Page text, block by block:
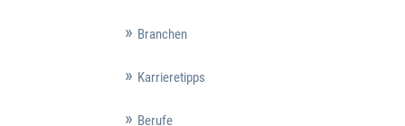
Branchen
Karrieretipps
Berufe